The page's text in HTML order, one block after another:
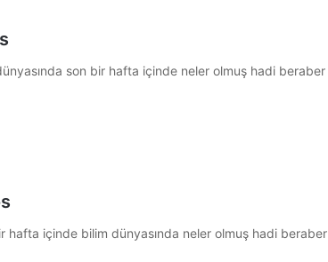
son bir hafta içinde neler olmuş hadi beraber
hafta içinde bilim dünyasında neler olmuş hadi beraber